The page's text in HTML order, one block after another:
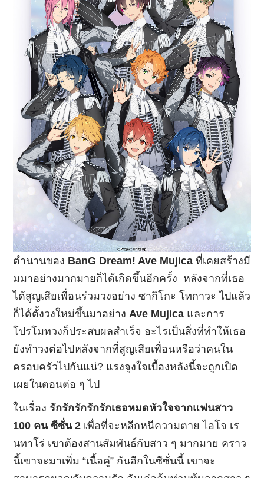
ตำนานของ BanG Dream! Ave Mujicaที่เคยสร้างมี
มมาอย่างมากมายก็ได้เกิดขึ้นอีกครั้ง หลังจากที่เธอ
ได้สูญเสียเพื่อนร่วมวงอย่าง ซากิโกะ โทกาวะ ไปแล้ว
ก็ได้ตั้งวงใหม่ขึ้นมาอย่าง Ave Mujica และการ
โปรโมทวงก็ประสบผลสำเร็จ อะไรเป็นสิ่งที่ทำให้เธอ
ยังทำวงต่อไปหลังจากที่สูญเสียเพื่อนหรือว่าคนใน
ครอบครัวไปกันแน่? แรงจูงใจเบื้องหลังนี้จะถูกเปิด
เผยในตอนต่อ ๆ ไป
ในเรื่อง รักรักรักรักรักเธอหมดหัวใจจากแฟนสาว
100 คน ซีซั่น 2 เพื่อที่จะหลีกหนีความตาย ไอโจ เร
นทาโร่ เขาต้องสานสัมพันธ์กับสาว ๆ มากมาย คราว
นี้เขาจะมาเพิ่ม “เนื้อคู่” กันอีกในซีซั่นนี้ เขาจะ